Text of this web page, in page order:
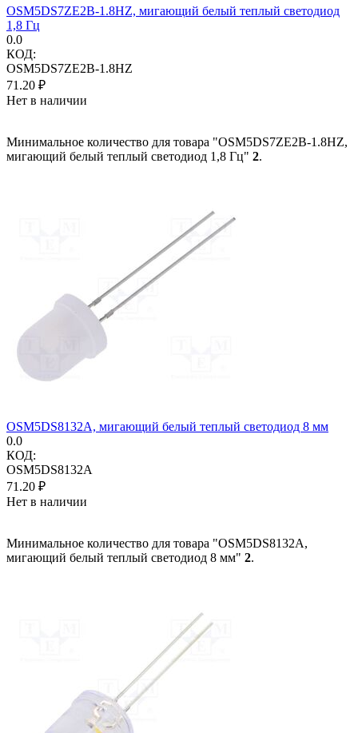
OSM5DS7ZE2B-1.8HZ, мигающий белый теплый светодиод
1,8 Гц
0.0
КОД:
OSM5DS7ZE2B-1.8HZ
71.20 ₽
Нет в наличии
Минимальное количество для товара "OSM5DS7ZE2B-1.8HZ,
мигающий белый теплый светодиод 1,8 Гц" 2.
OSM5DS8132A, мигающий белый теплый светодиод 8 мм
0.0
КОД:
OSM5DS8132A
71.20 ₽
Нет в наличии
Минимальное количество для товара "OSM5DS8132A,
мигающий белый теплый светодиод 8 мм" 2.